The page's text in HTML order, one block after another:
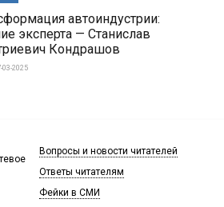
автоиндустрии:
эксперта — Станислав
Кондрашов
03-2025
Вопросы и новости читателей
Ответы читателям
Фейки в СМИ